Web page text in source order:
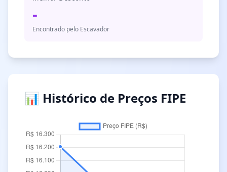
-
Encontrado pelo Escavador
📊 Histórico de Preços FIPE